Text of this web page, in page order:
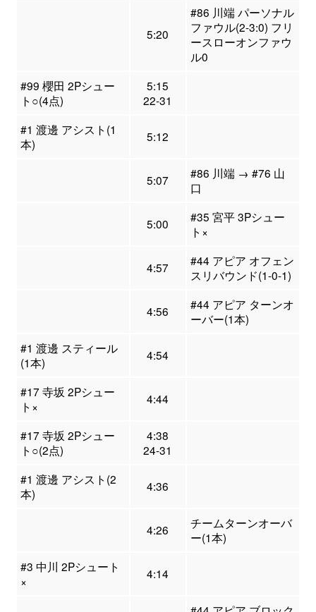
5:20
#86 川端 パーソナル
ファウル(2-3:0) フリ
ースローオンファウ
ル0
#99 櫻田 2Pシュー
ト○(4点)
5:15
22-31
#1 渡邊 アシスト(1
本)
5:12
5:07
#86 川端 → #76 山
口
5:00
#35 宮平 3Pシュー
ト×
4:57
#44 アピア オフェン
スリバウンド(1-0-1)
4:56
#44 アピア ターンオ
ーバー(1本)
#1 渡邊 スティール
(1本)
4:54
#17 寺坂 2Pシュー
ト×
4:44
#17 寺坂 2Pシュー
ト○(2点)
4:38
24-31
#1 渡邊 アシスト(2
本)
4:36
4:26
チームターンオーバ
ー(1本)
#3 中川 2Pシュート
×
4:14